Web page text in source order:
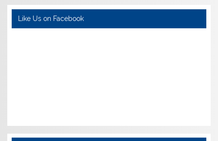
Like Us on Facebook